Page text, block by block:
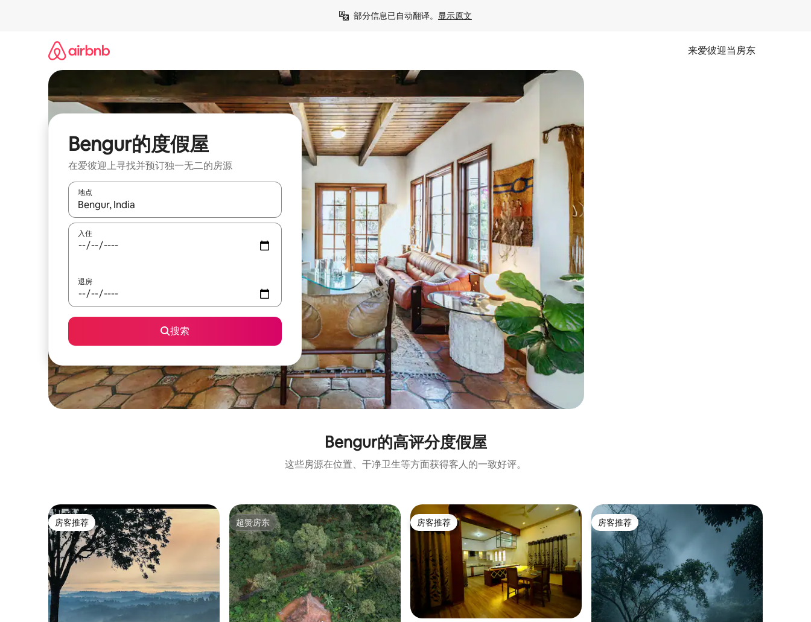
部分信息已自动翻译。 显示原文
来爱彼迎当房东
Bengur的度假屋
在爱彼迎上寻找并预订独一无二的房源
地点
如有搜索结果，请使用上下方向键查看，或通过点击或滑动手势浏览。
入住
退房
搜索
Bengur的高评分度假屋
这些房源在位置、干净卫生等方面获得客人的一致好评。
房客推荐
房客推荐 超赞房东
超赞房东 房客推荐
房客推荐 房客推荐
房客推荐